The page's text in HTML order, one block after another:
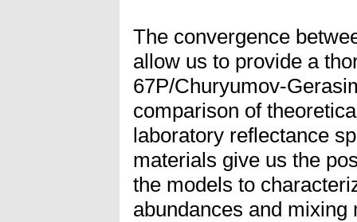
The convergence
allow us to provide a
67P/Churyumov-
comparison of
laboratory reflectance
materials give us the
the models to
abundances and